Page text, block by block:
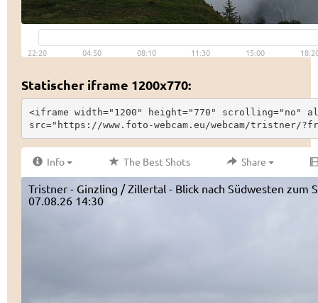
Statischer iframe 1200x770:
<iframe width="1200" height="770" scrolling="no"